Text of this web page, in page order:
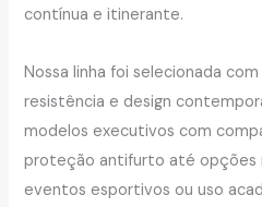
contínua e itinerante.
Nossa linha foi selecionada
resistência e design
modelos executivos com
proteção antifurto até opções
eventos esportivos ou uso